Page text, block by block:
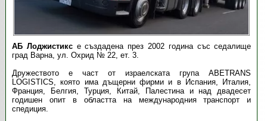
АБ Лоджистиксе създадена през 2002 година със седалище
град Варна, ул. Охрид № 22, ет. 3.
Дружеството е част от израелската група ABETRANS
LOGISTICS, която има дъщерни фирми и в Испания, Италия,
Франция, Белгия, Турция, Китай, Палестина и над двадесет
годишен опит в областта на международния транспорт и
спедиция.